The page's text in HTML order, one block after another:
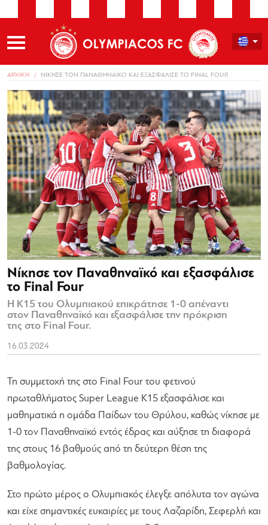
ΑΡΧΙΚΗ ΝΙΚΗΣΕ ΤΟΝ ΠΑΝΑΘΗΝΑΪΚΟ ΚΑΙ ΕΞΑΣΦΑΛΙΣΕ ΤΟ FINAL FOUR
Νίκησε τον Παναθηναϊκό και εξασφάλισε
το Final Four
Η Κ15 του Ολυμπιακού επικράτησε 1-0 απέναντι
στον Παναθηναϊκό και εξασφάλισε την πρόκριση
της στο Final Four.
16.03.2024
Τη συμμετοχή της στο Final Four του φετινού
πρωταθλήματος Super League Κ15 εξασφάλισε και
μαθηματικά η ομάδα Παίδων του Θρύλου, καθώς νίκησε με
1-0 τον Παναθηναϊκό εντός έδρας και αύξησε τη διαφορά
της στους 16 βαθμούς από τη δεύτερη θέση της
βαθμολογίας.
Στο πρώτο μέρος ο Ολυμπιακός έλεγξε απόλυτα τον αγώνα
και είχε σημαντικές ευκαιρίες με τους Λαζαρίδη, Σεφερλή και